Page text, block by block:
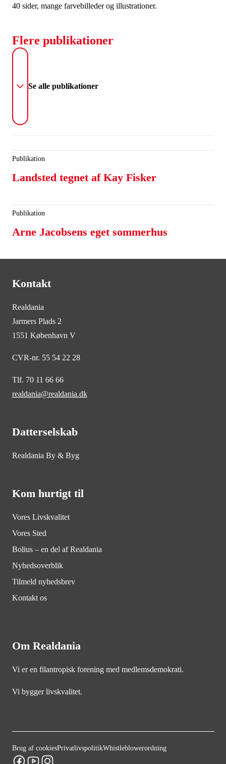
40 sider, mange farvebilleder og illustrationer.
Flere publikationer
Se alle publikationer
Publikation
Landsted tegnet af Kay Fisker
Publikation
Arne Jacobsens eget sommerhus
Kontakt
Realdania
Jarmers Plads 2
1551 København V
CVR-nr. 55 54 22 28
Tlf. 70 11 66 66
realdania@realdania.dk
Datterselskab
Realdania By & Byg
Kom hurtigt til
Vores Livskvalitet
Vores Sted
Bolius – en del af Realdania
Nyhedsoverblik
Tilmeld nyhedsbrev
Kontakt os
Om Realdania
Vi er en filantropisk forening med medlemsdemokrati.
Vi bygger livskvalitet.
Brug af cookiesPrivatlivspolitikWhistleblowerordning